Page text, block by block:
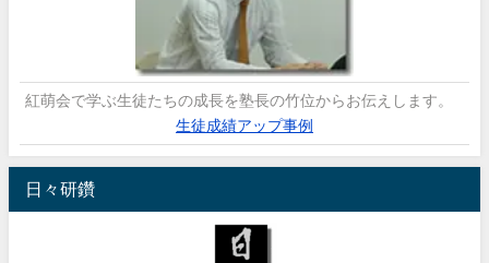
紅萌会で学ぶ生徒たちの成長を塾長の竹位からお伝えします。
生徒成績アップ事例
日々研鑽